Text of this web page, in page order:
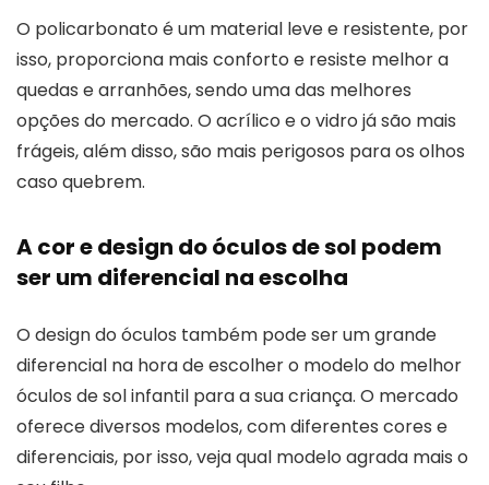
O policarbonato é um material leve e resistente, por
isso, proporciona mais conforto e resiste melhor a
quedas e arranhões, sendo uma das melhores
opções do mercado. O acrílico e o vidro já são mais
frágeis, além disso, são mais perigosos para os olhos
caso quebrem.
A cor e design do óculos de sol podem
ser um diferencial na escolha
O design do óculos também pode ser um grande
diferencial na hora de escolher o modelo do melhor
óculos de sol infantil para a sua criança. O mercado
oferece diversos modelos, com diferentes cores e
diferenciais, por isso, veja qual modelo agrada mais o